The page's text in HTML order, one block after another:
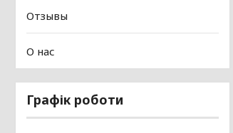
Отзывы
О нас
Графік роботи